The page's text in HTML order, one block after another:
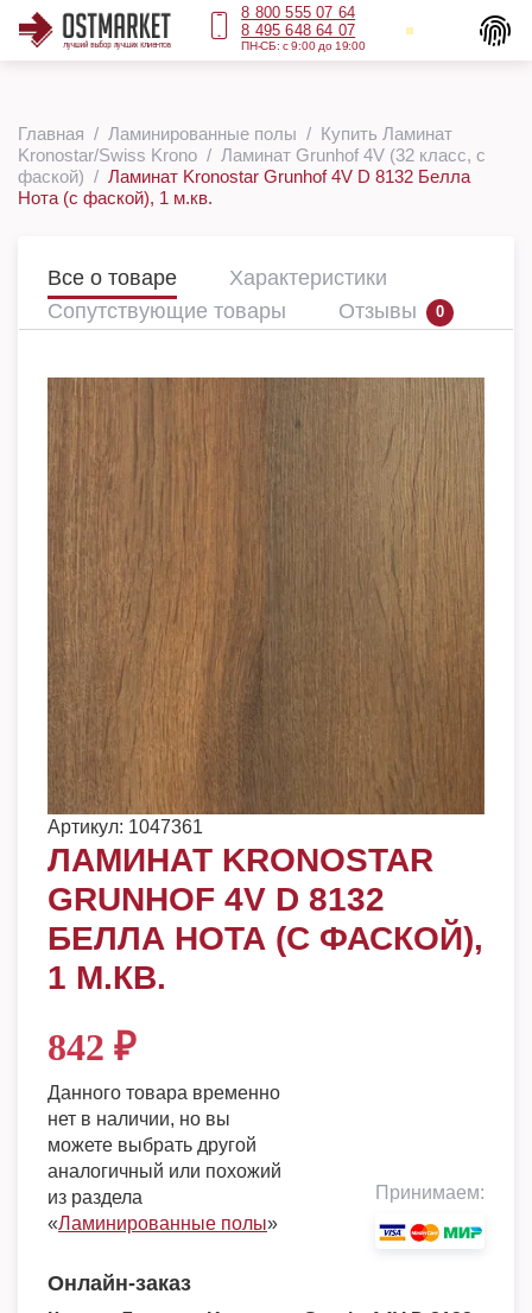
8 800 555 07 64
8 495 648 64 07
ПН-СБ: с 9:00 до 19:00
Главная Ламинированные полы
Купить Ламинат
Kronostar/Swiss Krono
Ламинат Grunhof 4V (32 класс, с
фаской)
Ламинат Kronostar Grunhof 4V D 8132 Белла
Нота (с фаской), 1 м.кв.
Все о товаре
Характеристики
Сопутствующие товары
Отзывы 0
Артикул: 1047361
ЛАМИНАТ KRONOSTAR
GRUNHOF 4V D 8132
БЕЛЛА НОТА (С ФАСКОЙ),
1 М.КВ.
842 ₽
Данного товара временно
нет в наличии, но вы
можете выбрать другой
аналогичный или похожий
из раздела
«Ламинированные полы»
Принимаем:
Онлайн-заказ